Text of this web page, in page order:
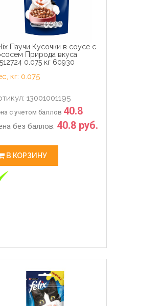
Паучи Кусочки в соусе с
Природа вкуса
0.075 кг 60930
кг: 0.075
13001001195
с учетом баллов 40.8
без баллов: 40.8 руб.
В КОРЗИНУ